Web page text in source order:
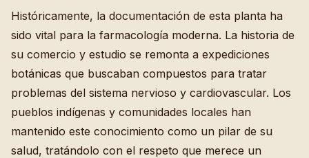
Históricamente, la documentación de esta planta ha
sido vital para la farmacología moderna. La historia de
su comercio y estudio se remonta a expediciones
botánicas que buscaban compuestos para tratar
problemas del sistema nervioso y cardiovascular. Los
pueblos indígenas y comunidades locales han
mantenido este conocimiento como un pilar de su
salud, tratándolo con el respeto que merece un